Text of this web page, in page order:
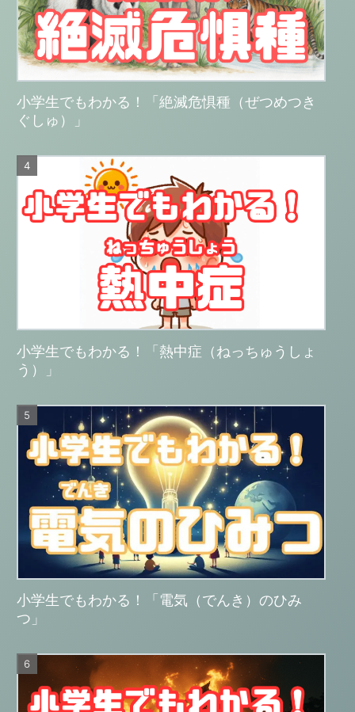
小学生でもわかる！「絶滅危惧種（ぜつめつき
ぐしゅ）」
小学生でもわかる！「熱中症（ねっちゅうしょ
う）」
小学生でもわかる！「電気（でんき）のひみ
つ」